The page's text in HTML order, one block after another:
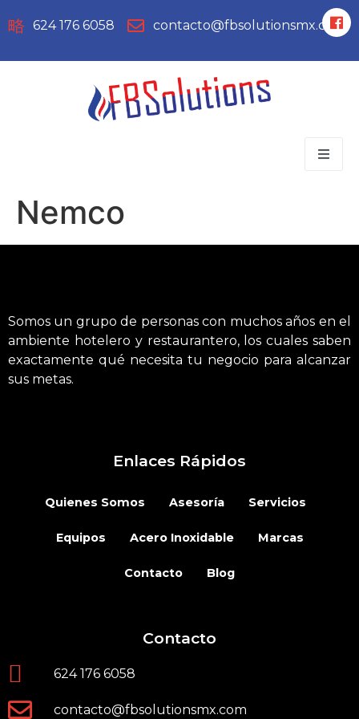
624 176 6058 contacto@fbsolutionsmx.com
Nemco
Somos un grupo de personas con muchos años en el
ambiente hotelero y restaurantero, los cuales saben
exactamente qué necesita tu negocio para alcanzar
sus metas.
Enlaces Rápidos
Quienes Somos Asesoría Servicios
Equipos Acero Inoxidable Marcas
Contacto Blog
Contacto
624 176 6058
contacto@fbsolutionsmx.com